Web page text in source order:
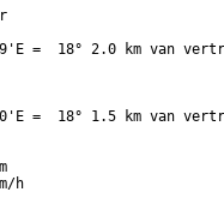
=  18° 2.0 km van
=  18° 1.5 km van
h